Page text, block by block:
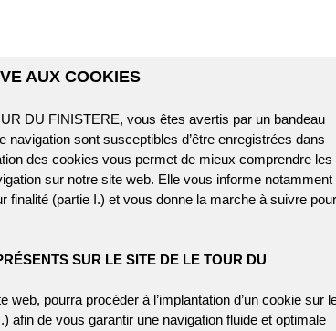
AUX COOKIES
DU FINISTERE, vous êtes avertis par un bandeau
sont susceptibles d’être enregistrées dans
des cookies vous permet de mieux comprendre les
sur notre site web. Elle vous informe notamment
finalité (partie I.) et vous donne la marche à suivre pour
SUR LE SITE DE LE TOUR DU
pourra procéder à l’implantation d’un cookie sur
afin de vous garantir une navigation fluide et optimale